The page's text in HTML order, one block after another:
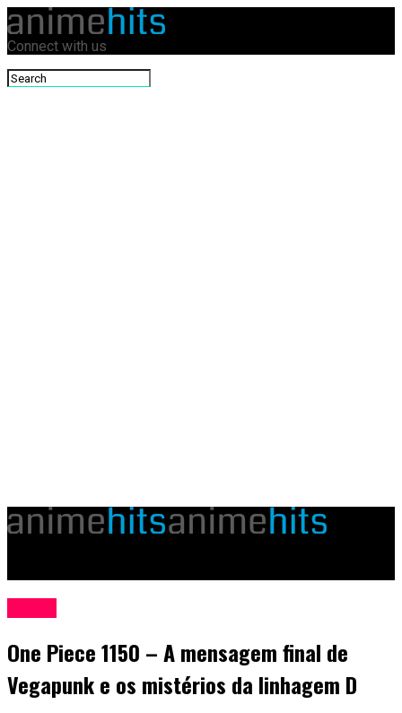
Connect with us
One Piece 1150 – A mensagem final de
Vegapunk e os mistérios da linhagem D